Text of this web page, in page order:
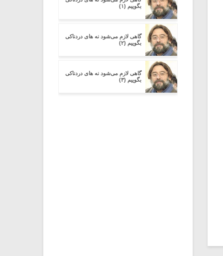
بگوییم (۱)
گاهی لازم می‌شود نه های دردناکی
بگوییم (۲)
گاهی لازم می‌شود نه های دردناکی
بگوییم (۳)